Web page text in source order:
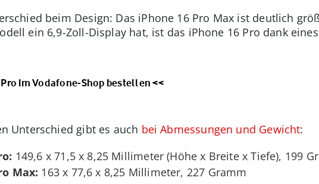
beim Design: Das iPhone 16 Pro Max ist deutlich
ein 6,9-Zoll-Display hat, ist das iPhone 16 Pro dank
Pro im Vodafone-Shop bestellen <<
Unterschied gibt es auch bei Abmessungen und Gewicht:
149,6 x 71,5 x 8,25 Millimeter (Höhe x Breite x Tiefe), 199
Max: 163 x 77,6 x 8,25 Millimeter, 227 Gramm